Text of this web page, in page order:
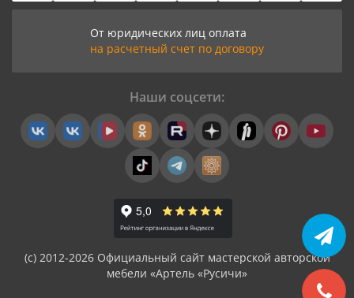
От юридических лиц оплата
на расчетный счет по договору
(с) 2012-2026 Официальный сайт мастерской авторской
мебели «Артель «Русичи»
Наши соцсети: